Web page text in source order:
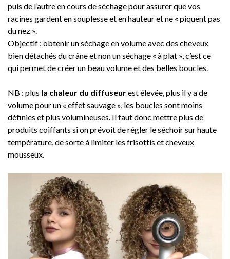
puis de l’autre en cours de séchage pour assurer que vos
racines gardent en souplesse et en hauteur et ne « piquent pas
du nez ».
Objectif : obtenir un séchage en volume avec des cheveux
bien détachés du crâne et non un séchage « à plat », c’est ce
qui permet de créer un beau volume et des belles boucles.
NB : plus la chaleur du diffuseurest élevée, plus il y a de
volume pour un « effet sauvage », les boucles sont moins
définies et plus volumineuses. Il faut donc mettre plus de
produits coiffants si on prévoit de régler le séchoir sur haute
température, de sorte à limiter les frisottis et cheveux
mousseux.